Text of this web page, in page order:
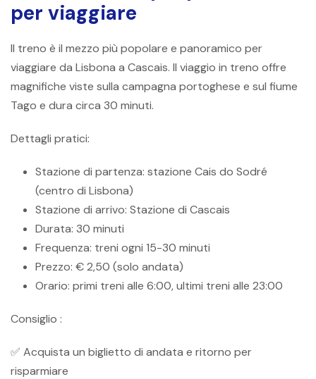
per viaggiare
Il treno è il mezzo più popolare e panoramico per
viaggiare da Lisbona a Cascais. Il viaggio in treno offre
magnifiche viste sulla campagna portoghese e sul fiume
Tago e dura circa 30 minuti.
Dettagli pratici:
Stazione di partenza: stazione Cais do Sodré
(centro di Lisbona)
Stazione di arrivo: Stazione di Cascais
Durata: 30 minuti
Frequenza: treni ogni 15-30 minuti
Prezzo: € 2,50 (solo andata)
Orario: primi treni alle 6:00, ultimi treni alle 23:00
Consiglio :
✅ Acquista un biglietto di andata e ritorno per
risparmiare